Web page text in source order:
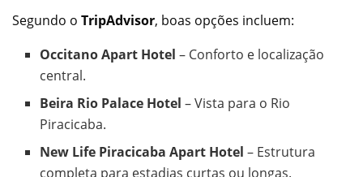
Segundo o TripAdvisor, boas opções incluem:
Occitano Apart Hotel – Conforto e localização
central.
Beira Rio Palace Hotel – Vista para o Rio
Piracicaba.
New Life Piracicaba Apart Hotel – Estrutura
completa para estadias curtas ou longas.